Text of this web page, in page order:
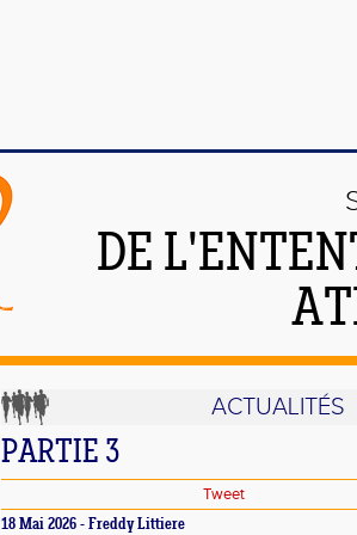
DE
ACTUALITÉS
PARTIE 3
Tweet
18 Mai 2026 - Freddy Littiere